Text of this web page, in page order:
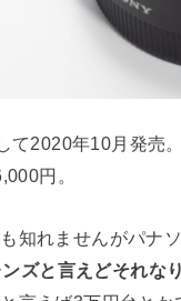
て2020年10月発売
円。
知れませんがパナ
ズと言えどそれな